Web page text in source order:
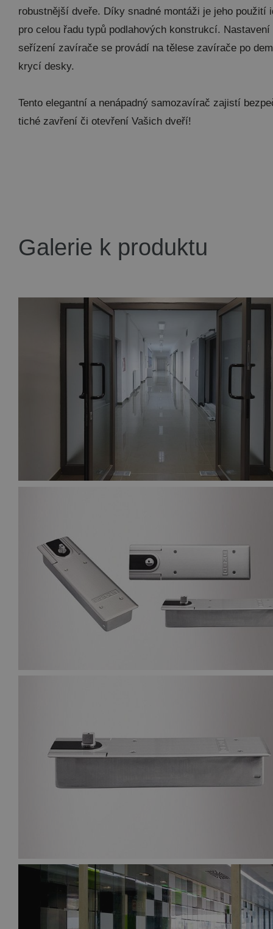
robustnější dveře. Díky snadné montáži je jeho použití
pro celou řadu typů podlahových konstrukcí. Nastavení
seřízení zavírače se provádí na tělese zavírače po
krycí desky.
Tento elegantní a nenápadný samozavírač zajistí
tiché zavření či otevření Vašich dveří!
Galerie k produktu